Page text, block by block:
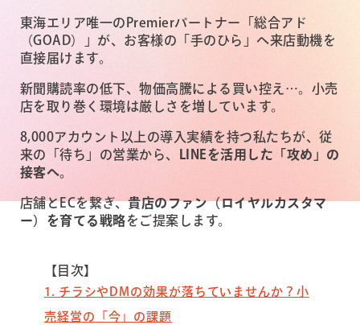
東海エリア唯一のPremierパートナー「総合アド
（GOAD）」が、お客様の「手のひら」へ来店動機を
直接届けます。
新聞購読率の低下、物価高騰による買い控え…。小売
店を取り巻く環境は厳しさを増しています。
8,000アカウント以上の導入実績を持つ私たちが、従
来の「待ち」の営業から、
LINEを活用した「攻め」の
接客へ。
店舗とECを繋ぎ、貴店のファン（ロイヤルカスタマ
ー）を育てる戦略をご提案します。
【目次】
1 チラシやDMの効果が落ちていませんか？小
売経営の「今」の課題